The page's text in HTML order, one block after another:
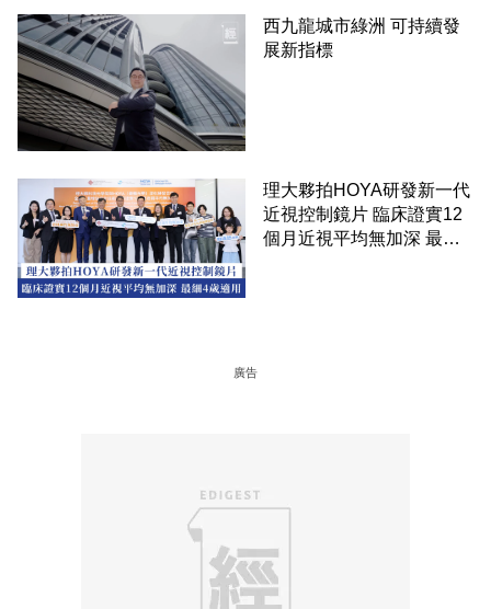
西九龍城市綠洲 可持續發
展新指標
理大夥拍HOYA研發新一代
近視控制鏡片 臨床證實12
個月近視平均無加深 最細4
廣告